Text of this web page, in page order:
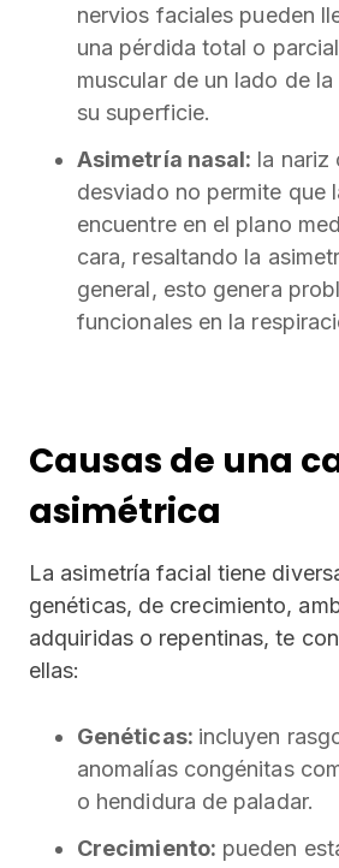
nervios faciales pueden
una pérdida total o
muscular de un lado de
su superficie.
Asimetría nasal: la nariz
desviado no permite que
encuentre en el plano
cara, resaltando la
general, esto genera
funcionales en la
Causas de una
asimétrica
La asimetría facial tiene
genéticas, de crecimiento,
adquiridas o repentinas, te
ellas:
Genéticas: incluyen
anomalías congénitas
o hendidura de paladar.
Crecimiento: pueden